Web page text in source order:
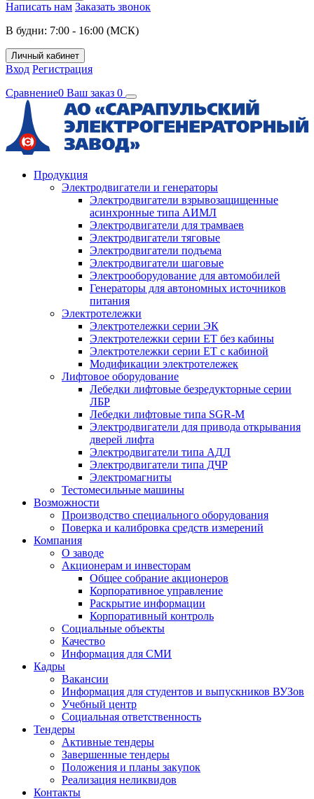
Написать нам Заказать звонок
В будни: 7:00 - 16:00 (МСК)
Личный кабинет
Вход Регистрация
Сравнение0 Ваш заказ 0
Продукция
Электродвигатели и генераторы
Электродвигатели взрывозащищенные
асинхронные типа АИМЛ
Электродвигатели для трамваев
Электродвигатели тяговые
Электродвигатели подъема
Электродвигатели шаговые
Электрооборудование для автомобилей
Генераторы для автономных источников
питания
Электротележки
Электротележки серии ЭК
Электротележки серии ЕТ без кабины
Электротележки серии ЕТ с кабиной
Модификации электротележек
Лифтовое оборудование
Лебедки лифтовые безредукторные серии
ЛБР
Лебедки лифтовые типа SGR-M
Электродвигатели для привода открывания
дверей лифта
Электродвигатели типа АДЛ
Электродвигатели типа ДЧР
Электромагниты
Тестомесильные машины
Возможности
Производство специального оборудования
Поверка и калибровка средств измерений
Компания
О заводе
Акционерам и инвесторам
Общее собрание акционеров
Корпоративное управление
Раскрытие информации
Корпоративный контроль
Социальные объекты
Качество
Информация для СМИ
Кадры
Вакансии
Информация для студентов и выпускников ВУЗов
Учебный центр
Социальная ответственность
Тендеры
Активные тендеры
Завершенные тендеры
Положения и планы закупок
Реализация неликвидов
Контакты